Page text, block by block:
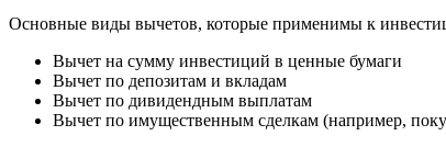
Основные виды вычетов, которые применимы к
Вычет на сумму инвестиций в ценные бумаги
Вычет по депозитам и вкладам
Вычет по дивидендным выплатам
Вычет по имущественным сделкам (например,